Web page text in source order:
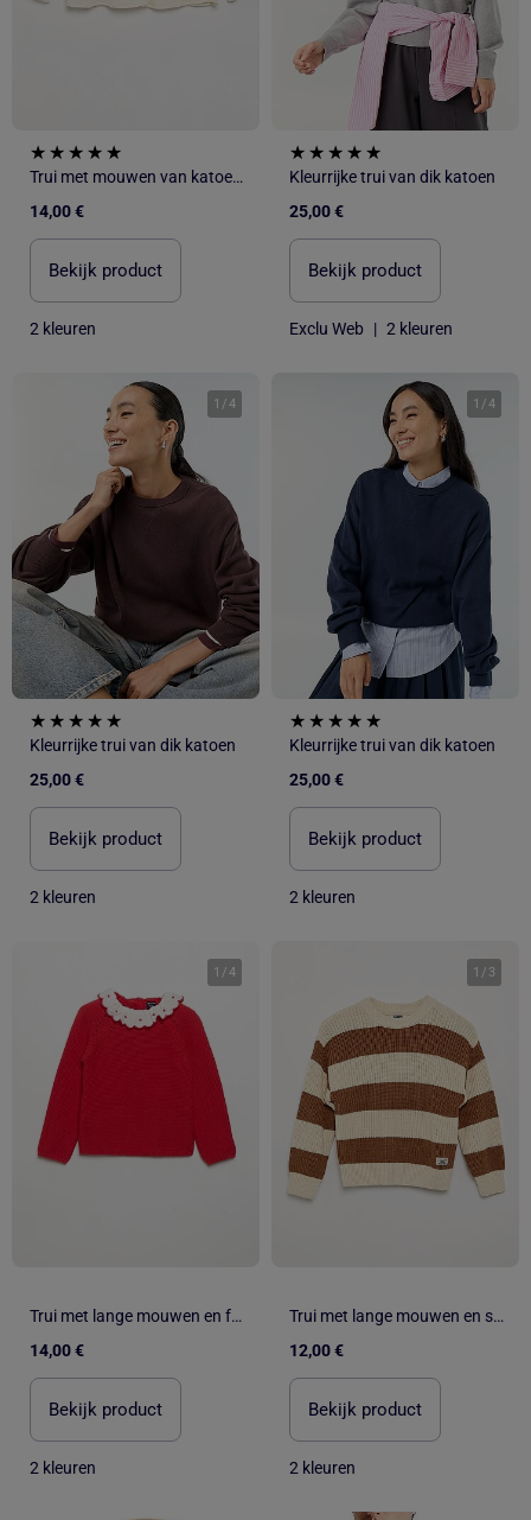
Trui met mouwen van katoenen voile
14,00 €
Bekijk product
2 kleuren
Kleurrijke trui van dik katoen
25,00 €
Bekijk product
Exclu Web | 2 kleuren
1 /4
Kleurrijke trui van dik katoen
25,00 €
Bekijk product
2 kleuren
1 /4
Kleurrijke trui van dik katoen
25,00 €
Bekijk product
2 kleuren
1 /4
Trui met lange mouwen en fantasievolle kraag
14,00 €
Bekijk product
2 kleuren
1 / 3
Trui met lange mouwen en strepen
12,00 €
Bekijk product
2 kleuren